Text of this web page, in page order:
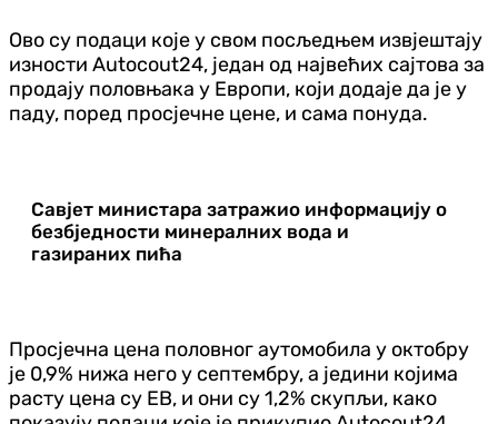
Ово су подаци које у свом посљедњем извјештају
изности Autocout24, један од највећих сајтова за
продају половњака у Европи, који додаје да је у
паду, поред просјечне цене, и сама понуда.
Савјет министара затражио информацију о
безбједности минералних вода и
газираних пића
Просјечна цена половног аутомобила у октобру
је 0,9% нижа него у септембру, а једини којима
расту цена су ЕВ, и они су 1,2% скупљи, како